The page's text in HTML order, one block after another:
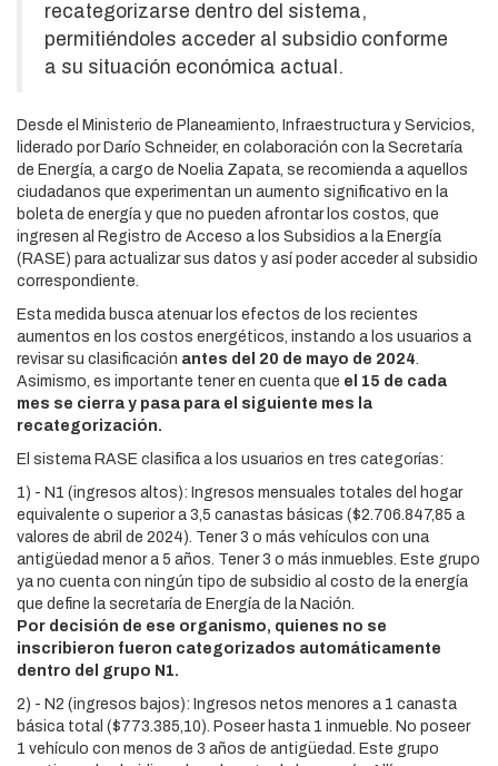
recategorizarse dentro del sistema,
permitiéndoles acceder al subsidio conforme
a su situación económica actual.
Desde el Ministerio de Planeamiento, Infraestructura y Servicios,
liderado por Darío Schneider, en colaboración con la Secretaría
de Energía, a cargo de Noelia Zapata, se recomienda a aquellos
ciudadanos que experimentan un aumento significativo en la
boleta de energía y que no pueden afrontar los costos, que
ingresen al Registro de Acceso a los Subsidios a la Energía
(RASE) para actualizar sus datos y así poder acceder al subsidio
correspondiente.
Esta medida busca atenuar los efectos de los recientes
aumentos en los costos energéticos, instando a los usuarios a
revisar su clasificación antes del 20 de mayo de 2024.
Asimismo, es importante tener en cuenta que el 15 de cada
mes se cierra y pasa para el siguiente mes la
recategorización.
El sistema RASE clasifica a los usuarios en tres categorías:
1) - N1 (ingresos altos): Ingresos mensuales totales del hogar
equivalente o superior a 3,5 canastas básicas ($2.706.847,85 a
valores de abril de 2024). Tener 3 o más vehículos con una
antigüedad menor a 5 años. Tener 3 o más inmuebles. Este grupo
ya no cuenta con ningún tipo de subsidio al costo de la energía
que define la secretaría de Energía de la Nación.
Por decisión de ese organismo, quienes no se
inscribieron fueron categorizados automáticamente
dentro del grupo N1.
2) - N2 (ingresos bajos): Ingresos netos menores a 1 canasta
básica total ($773.385,10). Poseer hasta 1 inmueble. No poseer
1 vehículo con menos de 3 años de antigüedad. Este grupo